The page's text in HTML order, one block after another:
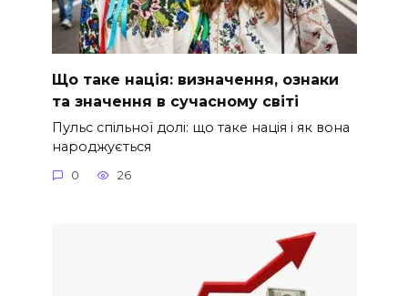
Що таке нація: визначення, ознаки
та значення в сучасному світі
Пульс спільної долі: що таке нація і як вона
народжується
0 26